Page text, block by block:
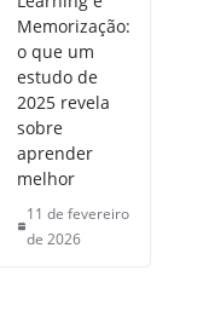
Memorização:
o que um
estudo de
2025 revela
sobre
aprender
melhor
11 de fevereiro
de 2026